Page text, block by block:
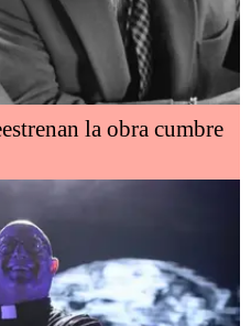
la obra cumbre